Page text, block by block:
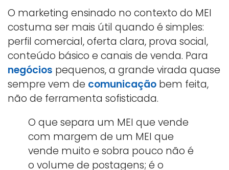
O marketing ensinado no contexto do MEI
costuma ser mais útil quando é simples:
perfil comercial, oferta clara, prova social,
conteúdo básico e canais de venda. Para
negócios pequenos, a grande virada quase
sempre vem de comunicação bem feita,
não de ferramenta sofisticada.
O que separa um MEI que vende
com margem de um MEI que
vende muito e sobra pouco não é
o volume de postagens; é o